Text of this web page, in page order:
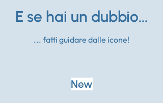
E se hai un dubbio...
... fatti guidare dalle icone!
New